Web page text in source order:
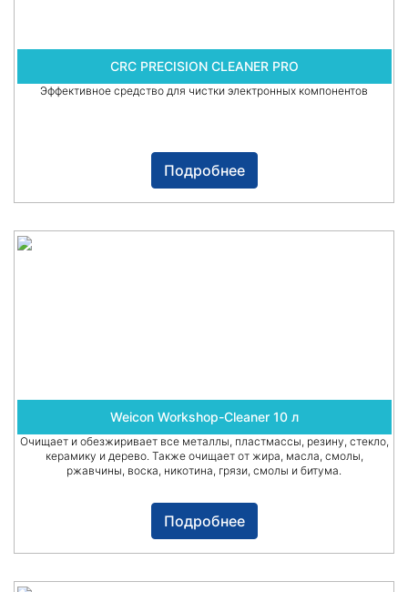
CRC PRECISION CLEANER PRO
Эффективное средство для чистки электронных компонентов
Подробнее
Weicon Workshop-Cleaner 10 л
Очищает и обезжиривает все металлы, пластмассы, резину, стекло,
керамику и дерево. Также очищает от жира, масла, смолы,
ржавчины, воска, никотина, грязи, смолы и битума.
Подробнее